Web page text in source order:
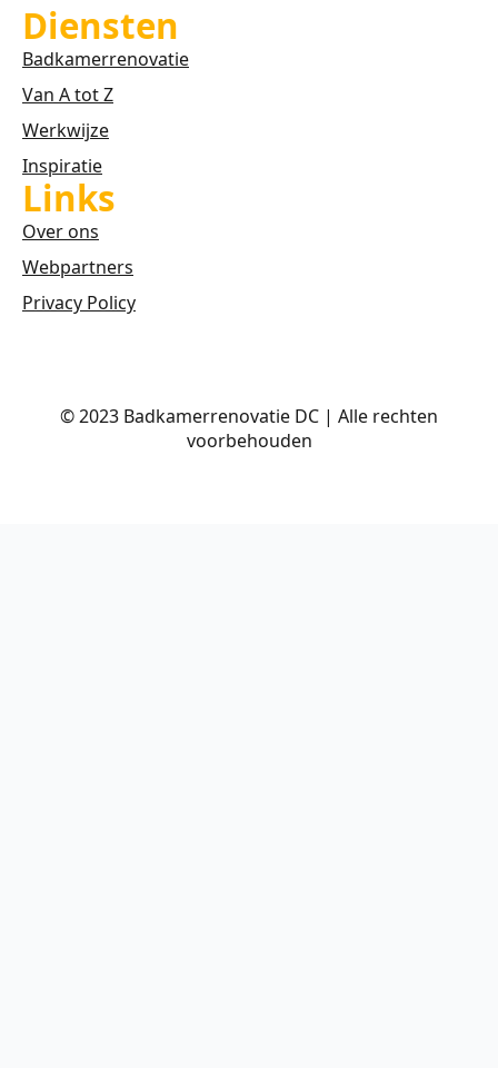
Diensten
Badkamerrenovatie
Van A tot Z
Werkwijze
Inspiratie
Links
Over ons
Webpartners
Privacy Policy
© 2023 Badkamerrenovatie DC | Alle rechten
voorbehouden